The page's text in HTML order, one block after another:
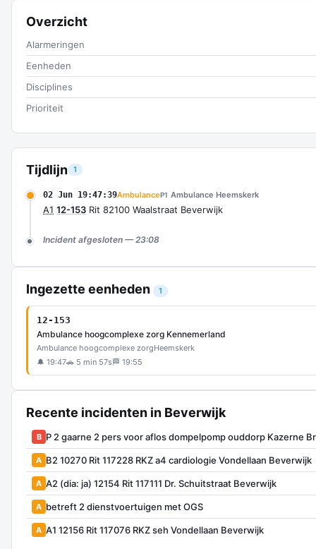
Tijdlijn 1
02 Jun 19:47:39AmbulanceP1 Ambulance Heemskerk
A1 12-153 Rit 82100 Waalstraat Beverwijk
Incident afgesloten — 23:08
Ingezette eenheden 1
12-153
Ambulance hoogcomplexe zorg Kennemerland
Ambulance hoogcomplexe zorgHeemskerk
🔔 19:47🚗 5 min 57s 🏁 19:55
Recente incidenten in Beverwijk
B P 2 gaarne 2 pers voor aflos dompelpomp ouddorp Kazerne
A B2 10270 Rit 117228 RKZ a4 cardiologie Vondellaan Beverwijk
A A2 (dia: ja) 12154 Rit 117111 Dr. Schuitstraat Beverwijk
A betreft 2 dienstvoertuigen met OGS
A A1 12156 Rit 117076 RKZ seh Vondellaan Beverwijk
Overzicht
Alarmeringen
Eenheden
Disciplines
Prioriteit